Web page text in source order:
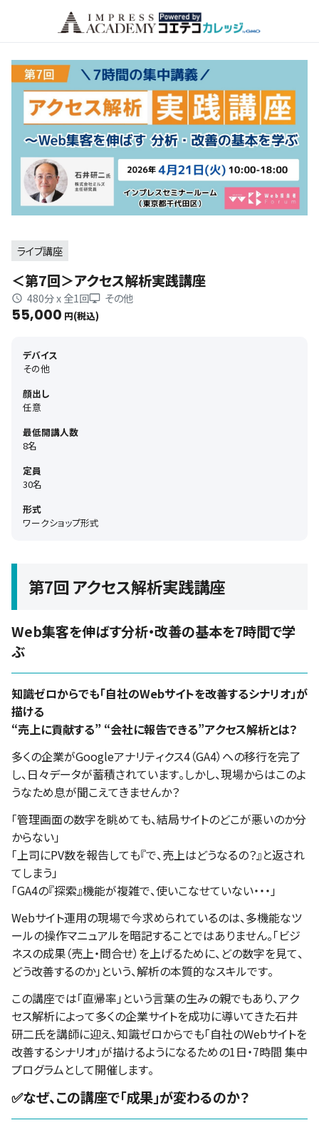
ライブ講座
＜第7回＞アクセス解析実践講座
480分 x 全1回 その他
55,000 円(税込)
デバイス
その他
顔出し
任意
最低開講人数
8名
定員
30名
形式
ワークショップ形式
第7回 アクセス解析実践講座
Web集客を伸ばす分析・改善の基本を7時間で学
ぶ
知識ゼロからでも「自社のWebサイトを改善するシナリオ」が
描ける
“売上に貢献する” “会社に報告できる”アクセス解析とは？
多くの企業がGoogleアナリティクス4（GA4）への移行を完了
し、日々データが蓄積されています。しかし、現場からはこのよ
うなため息が聞こえてきませんか？
「管理画面の数字を眺めても、結局サイトのどこが悪いのか分
からない」
「上司にPV数を報告しても『で、売上はどうなるの？』と返され
てしまう」
「GA4の『探索』機能が複雑で、使いこなせていない・・・」
Webサイト運用の現場で今求められているのは、多機能なツ
ールの操作マニュアルを暗記することではありません。「ビジ
ネスの成果（売上・問合せ）を上げるために、どの数字を見て、
どう改善するのか」という、解析の本質的なスキルです。
この講座では「直帰率」という言葉の生みの親でもあり、アク
セス解析によって多くの企業サイトを成功に導いてきた石井
研二氏を講師に迎え、知識ゼロからでも「自社のWebサイトを
改善するシナリオ」が描けるようになるための1日・7時間 集中
プログラムとして開催します。
✅なぜ、この講座で「成果」が変わるのか？